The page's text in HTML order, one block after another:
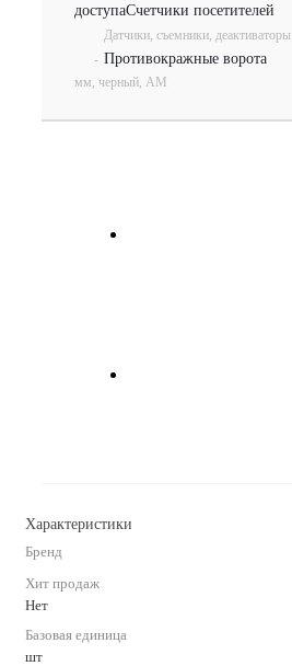
доступаСчетчики посетителей
-
Датчики, съемники, деактиваторы
Противокражные ворота
мм, черный, AM
Характеристики
Бренд
Хит продаж
Нет
Базовая единица
шт